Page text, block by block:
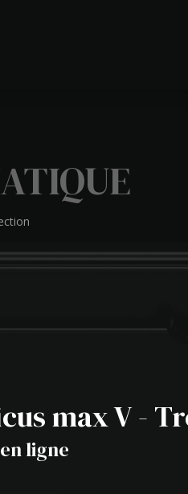
max V -
ligne